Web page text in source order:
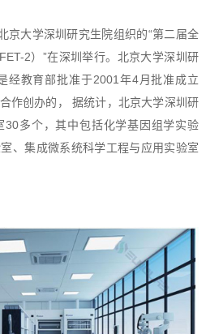
京大学深圳研究生院组织的“第二届全
2）”在深圳举行。北京大学深圳研
经教育部批准于2001年4月批准成立
作创办的， 据统计，北京大学深圳研
30多个，其中包括化学基因组学实验
、集成微系统科学工程与应用实验室